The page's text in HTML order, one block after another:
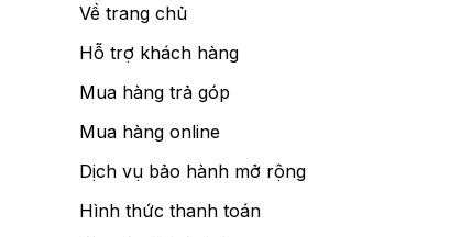
Về trang chủ
Hỗ trợ khách hàng
Mua hàng trả góp
Mua hàng online
Dịch vụ bảo hành mở rộng
Hình thức thanh toán